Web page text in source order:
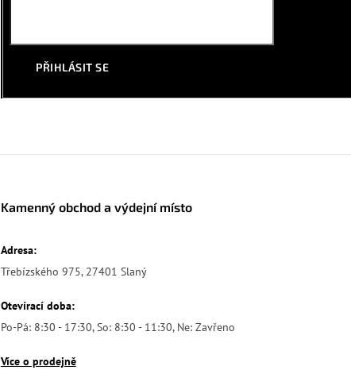
PŘIHLÁSIT SE
Kamenný obchod a výdejní místo
Adresa:
Třebízského 975, 27401 Slaný
Otevírací doba:
Po-Pá: 8:30 - 17:30, So: 8:30 - 11:30, Ne: Zavřeno
Více o prodejně